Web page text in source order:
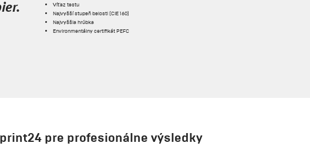
Víťaz testu
Najvyšší stupeň belosti (CIE 160)
Najvyššia hrúbka
Environmentálny certifikát PEFC
pre profesionálne výsledky